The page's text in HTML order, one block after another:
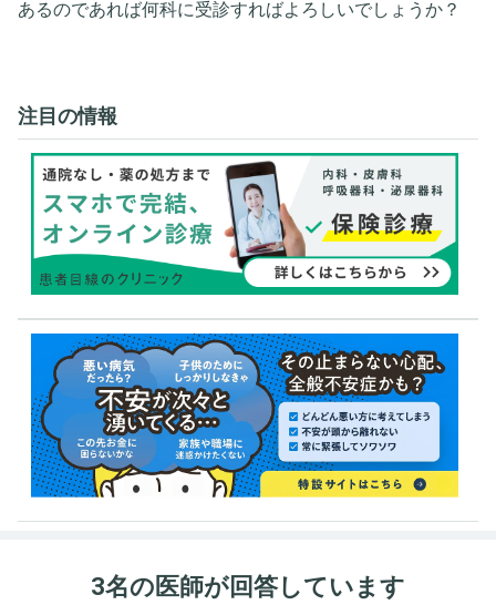
あるのであれば何科に受診すればよろしいでしょうか？
注目の情報
3名の医師が回答しています